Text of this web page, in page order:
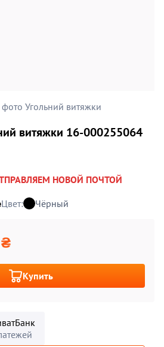
Угольний витяжки
витяжки 16-000255064
НОВОЙ ПОЧТОЙ
Цвет: Чёрный
Купить